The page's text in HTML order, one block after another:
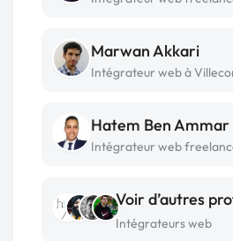
Marwan Akkari
Intégrateur web à
Hatem Ben Ammar
Intégrateur web
Voir d’autres
Intégrateurs web